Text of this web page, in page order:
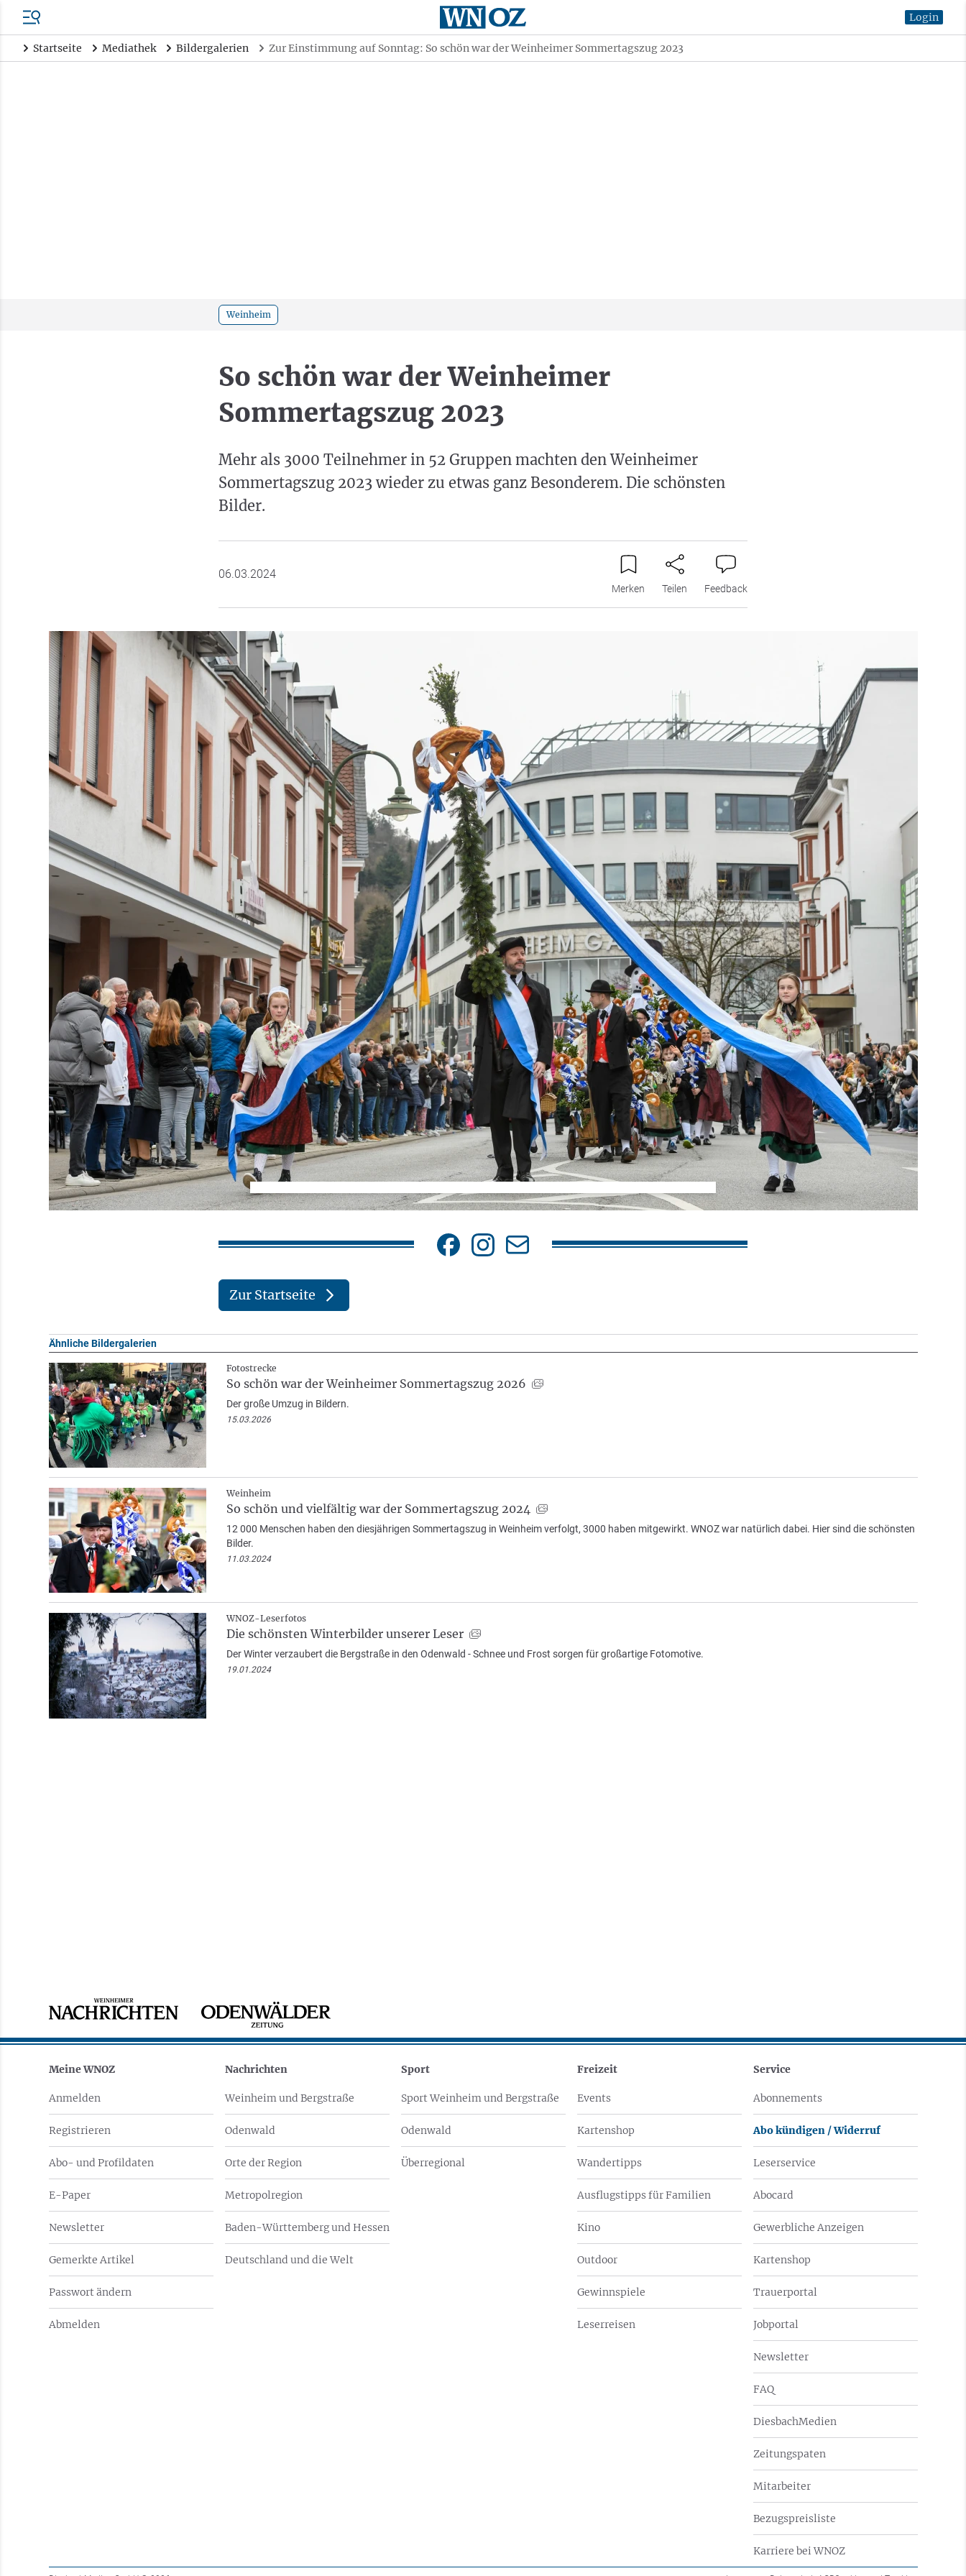
Login
Startseite Mediathek Bildergalerien Zur Einstimmung auf Sonntag: So schön war der Weinheimer Sommertagszug 2023
Weinheim
So schön war der Weinheimer
Sommertagszug 2023
Mehr als 3000 Teilnehmer in 52 Gruppen machten den Weinheimer
Sommertagszug 2023 wieder zu etwas ganz Besonderem. Die schönsten
Bilder.
06.03.2024
Merken Teilen Feedback
Zur Startseite
Ähnliche Bildergalerien
Fotostrecke
So schön war der Weinheimer Sommertagszug 2026
Der große Umzug in Bildern.
15.03.2026
Weinheim
So schön und vielfältig war der Sommertagszug 2024
12 000 Menschen haben den diesjährigen Sommertagszug in Weinheim verfolgt, 3000 haben mitgewirkt. WNOZ war natürlich dabei. Hier sind die schönsten
Bilder.
11.03.2024
WNOZ-Leserfotos
Die schönsten Winterbilder unserer Leser
Der Winter verzaubert die Bergstraße in den Odenwald - Schnee und Frost sorgen für großartige Fotomotive.
19.01.2024
Meine WNOZ
Anmelden
Registrieren
Abo- und Profildaten
E-Paper
Newsletter
Gemerkte Artikel
Passwort ändern
Abmelden
Nachrichten
Weinheim und Bergstraße
Odenwald
Orte der Region
Metropolregion
Baden-Württemberg und Hessen
Deutschland und die Welt
Sport
Sport Weinheim und Bergstraße
Odenwald
Überregional
Freizeit
Events
Kartenshop
Wandertipps
Ausflugstipps für Familien
Kino
Outdoor
Gewinnspiele
Leserreisen
Service
Abonnements
Abo kündigen / Widerruf
Leserservice
Abocard
Gewerbliche Anzeigen
Kartenshop
Trauerportal
Jobportal
Newsletter
FAQ
DiesbachMedien
Zeitungspaten
Mitarbeiter
Bezugspreisliste
Karriere bei WNOZ